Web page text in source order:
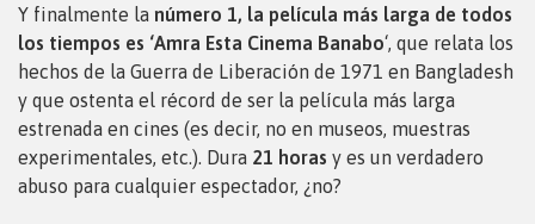
Y finalmente la número 1, la película más larga de todos
los tiempos es ‘Amra Esta Cinema Banabo‘, que relata los
hechos de la Guerra de Liberación de 1971 en Bangladesh
y que ostenta el récord de ser la película más larga
estrenada en cines (es decir, no en museos, muestras
experimentales, etc.). Dura 21 horas y es un verdadero
abuso para cualquier espectador, ¿no?